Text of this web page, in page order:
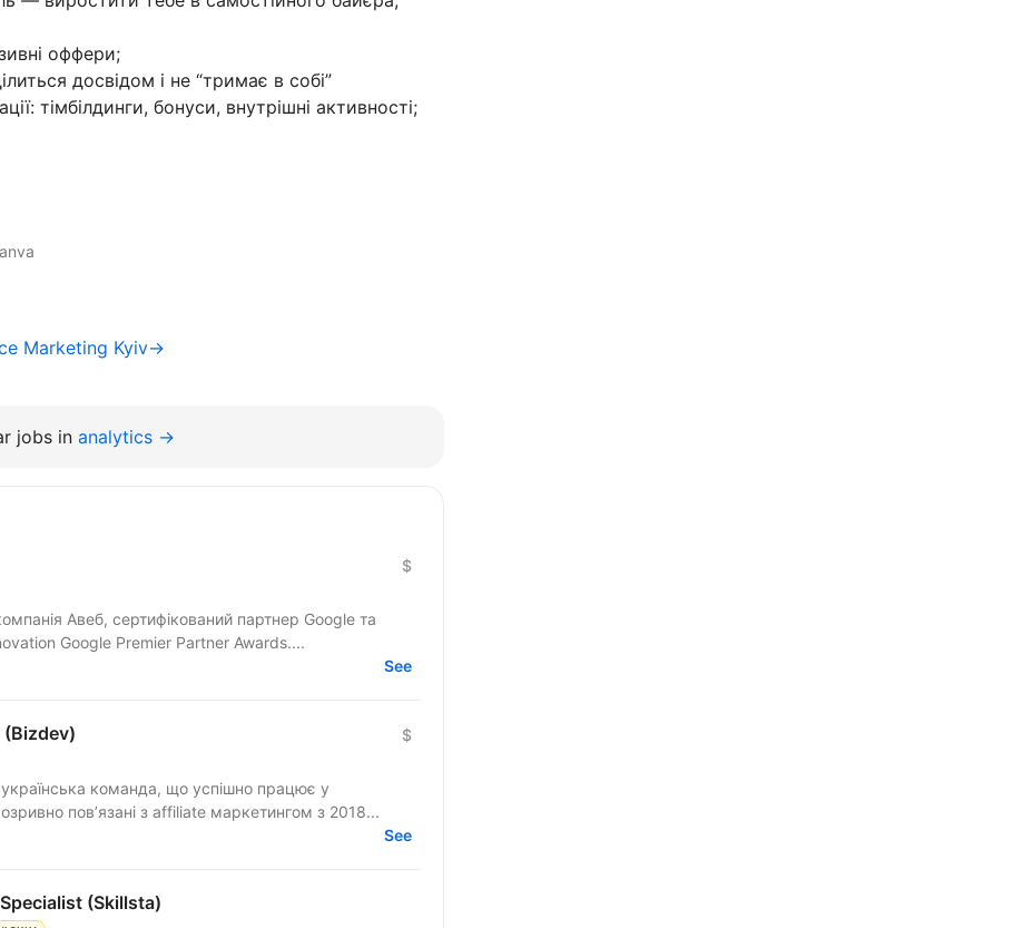
оффери;
досвідом і не “тримає в собі”
тімбілдинги, бонуси, внутрішні активності;
Marketing Kyiv→
jobs in analytics →
$
Google Premier Partner Awards....
See
$
команда, що успішно працює у
пов’язані з affiliate маркетингом з 2018...
See
(Skillsta)